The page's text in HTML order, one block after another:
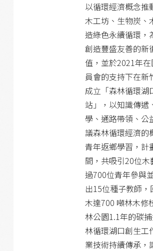
以循環經濟概念推
木工坊、生物炭、
造綠色永續循環，
創造豐盛友善的新
值，並於2021年
員會的支持下在新
成立「森林循環湖
站」，以知識傳遞
學、通路帶領、公
議森林循環經濟的
青年返鄉學習，計
間，共吸引20位木
過700位青年參與
出15位種子教師，
木達700 噸林木修
林公園1.1年的碳
林循環湖口創生工
業技術持續傳承，